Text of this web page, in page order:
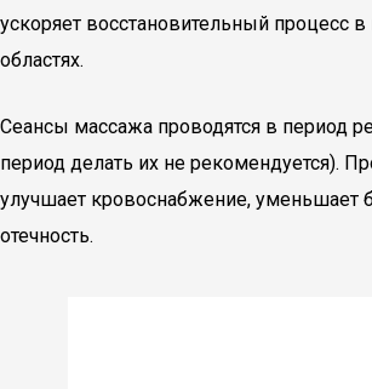
ускоряет восстановительный процесс
областях.
Сеансы массажа проводятся в период
период делать их не рекомендуется).
улучшает кровоснабжение, уменьшает
отечность.